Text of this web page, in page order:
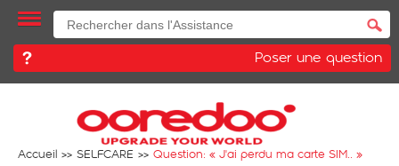
Poser une question
Accueil SELFCARE Question: « J'ai perdu ma carte SIM.. »